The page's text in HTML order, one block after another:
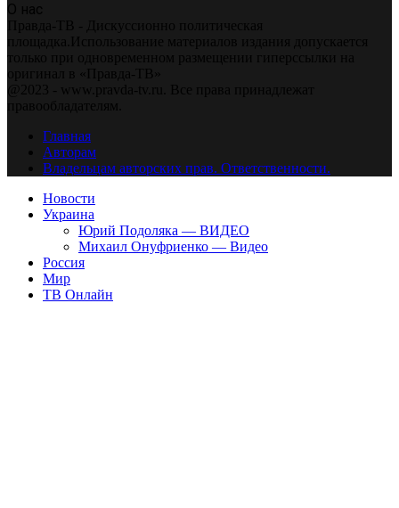
О нас
Правда-ТВ - Дискуссионно политическая
площадка.Использование материалов издания допускается
только при одновременном размещении гиперссылки на
оригинал в «Правда-ТВ»
@2023 - www.pravda-tv.ru. Все права принадлежат
правообладателям.
Главная
Авторам
Владельцам авторских прав. Ответственности.
Новости
Украина
Юрий Подоляка — ВИДЕО
Михаил Онуфриенко — Видео
Россия
Мир
ТВ Онлайн